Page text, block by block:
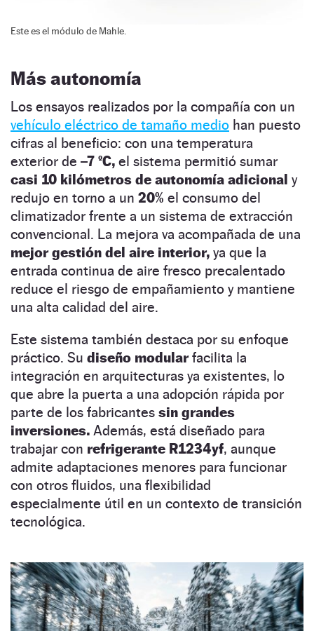
Este es el módulo de Mahle.
Más autonomía
Los ensayos realizados por la compañía con un
vehículo eléctrico de tamaño medio han puesto
cifras al beneficio: con una temperatura
exterior de –7 ºC, el sistema permitió sumar
casi 10 kilómetros de autonomía adicional y
redujo en torno a un 20% el consumo del
climatizador frente a un sistema de extracción
convencional. La mejora va acompañada de una
mejor gestión del aire interior, ya que la
entrada continua de aire fresco precalentado
reduce el riesgo de empañamiento y mantiene
una alta calidad del aire.
Este sistema también destaca por su enfoque
práctico. Su diseño modularfacilita la
integración en arquitecturas ya existentes, lo
que abre la puerta a una adopción rápida por
parte de los fabricantes sin grandes
inversiones. Además, está diseñado para
trabajar con refrigerante R1234yf, aunque
admite adaptaciones menores para funcionar
con otros fluidos, una flexibilidad
especialmente útil en un contexto de transición
tecnológica.